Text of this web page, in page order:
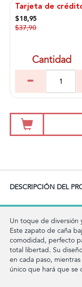
Tarjeta de
$18,95
$37,90
Cantidad
DESCRIPCIÓN DEL
Un toque de diversión
Este zapato de caña
comodidad, perfecto
total libertad. Su
en cada paso,
único que hará que se